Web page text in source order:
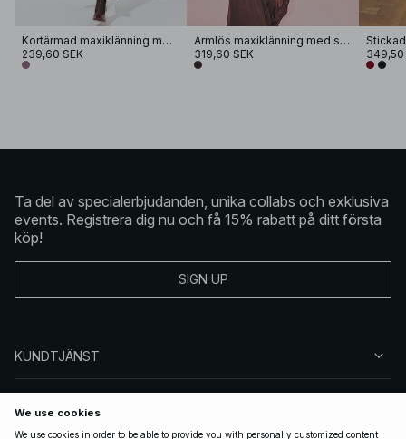
Kortärmad maxiklänning med spänne
239,60 SEK
Ärmlös maxiklänning med sänkt midja
319,60 SEK
349,50
Ta del av specialerbjudanden, unika collabs och exklusiva
events. Registrera dig nu och få 15% rabatt på ditt första
köp!
SIGN UP
KUNDTJÄNST